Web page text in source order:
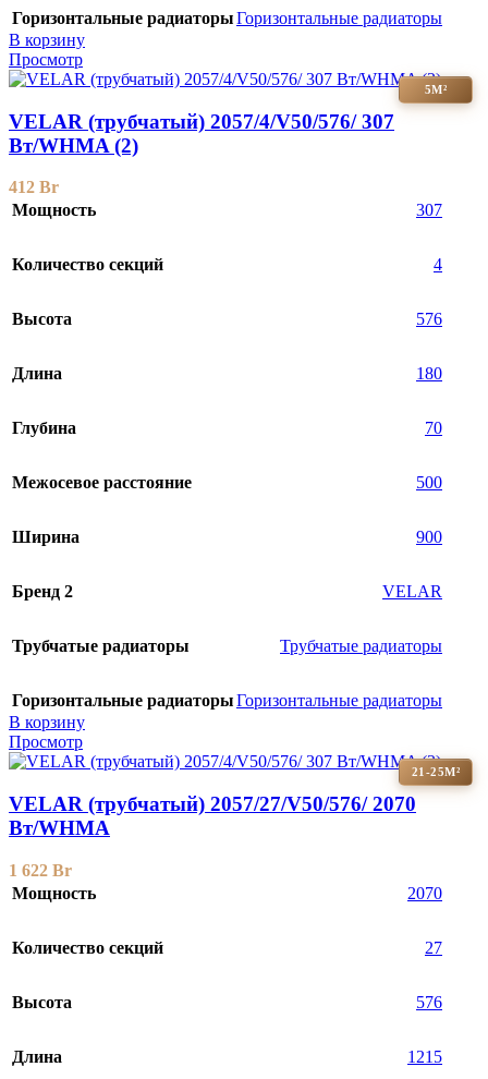
Горизонтальные радиаторыГоризонтальные радиаторы
В корзину
Просмотр
5М²
VELAR (трубчатый) 2057/4/V50/576/ 307
Bт/WHMA (2)
412 Br
Мощность
307
Количество секций 4
Высота 576
Длина 180
Глубина 70
Межосевое расстояние 500
Ширина 900
Бренд 2 VELAR
Трубчатые радиаторы Трубчатые радиаторы
Горизонтальные радиаторыГоризонтальные радиаторы
В корзину
Просмотр
21-25М²
VELAR (трубчатый) 2057/27/V50/576/ 2070
Bт/WHMA
1 622 Br
Мощность
2070
Количество секций 27
Высота 576
Длина 1215